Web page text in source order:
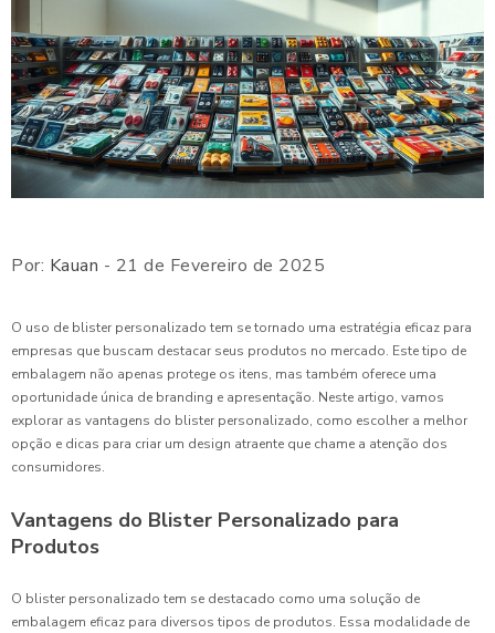
Por: Kauan - 21 de Fevereiro de 2025
O uso de blister personalizado tem se tornado uma estratégia eficaz para
empresas que buscam destacar seus produtos no mercado. Este tipo de
embalagem não apenas protege os itens, mas também oferece uma
oportunidade única de branding e apresentação. Neste artigo, vamos
explorar as vantagens do blister personalizado, como escolher a melhor
opção e dicas para criar um design atraente que chame a atenção dos
consumidores.
Vantagens do Blister Personalizado para
Produtos
O blister personalizado tem se destacado como uma solução de
embalagem eficaz para diversos tipos de produtos. Essa modalidade de